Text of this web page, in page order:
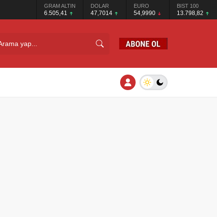
GRAM ALTIN
6.505,41
DOLAR
47,7014
EURO
54,9990
BIST 100
13.798,82